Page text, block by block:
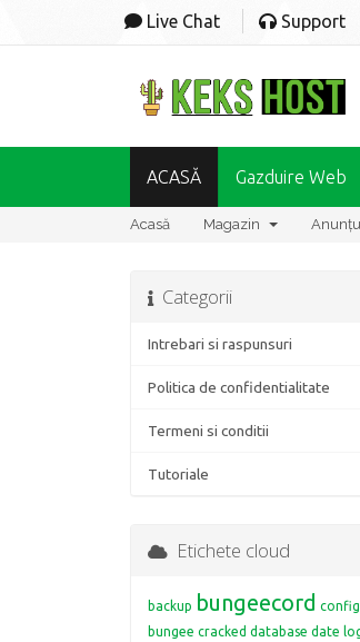
Live Chat Support
ACASĂ Gazduire Web
Acasă Magazin
Categorii
Intrebari si raspunsuri
Politica de confidentialitate
Termeni si conditii
Tutoriale
Etichete cloud
backup bungeecord
bungee cracked database date